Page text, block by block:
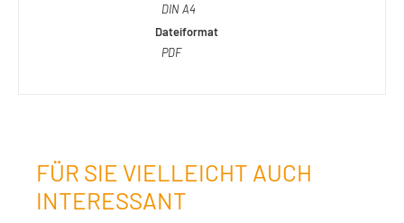
DIN A4
Dateiformat
PDF
FÜR SIE VIELLEICHT AUCH
INTERESSANT